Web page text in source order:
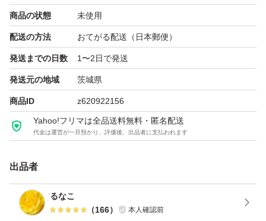
商品の状態 未使用
配送の方法 おてがる配送（日本郵便）
発送までの日数 1〜2日で発送
発送元の地域 茨城県
商品ID z620922156
Yahoo!フリマは全品送料無料・匿名配送
代金は運営が一旦預かり、評価後、出品者に支払われます
出品者
るなこ
（166） 本人確認前